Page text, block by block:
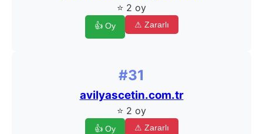
⭐ 2 oy
👍 Oy ⚠ Zararlı
#31
avilyascetin.com.tr
⭐ 2 oy
👍 Oy ⚠ Zararlı